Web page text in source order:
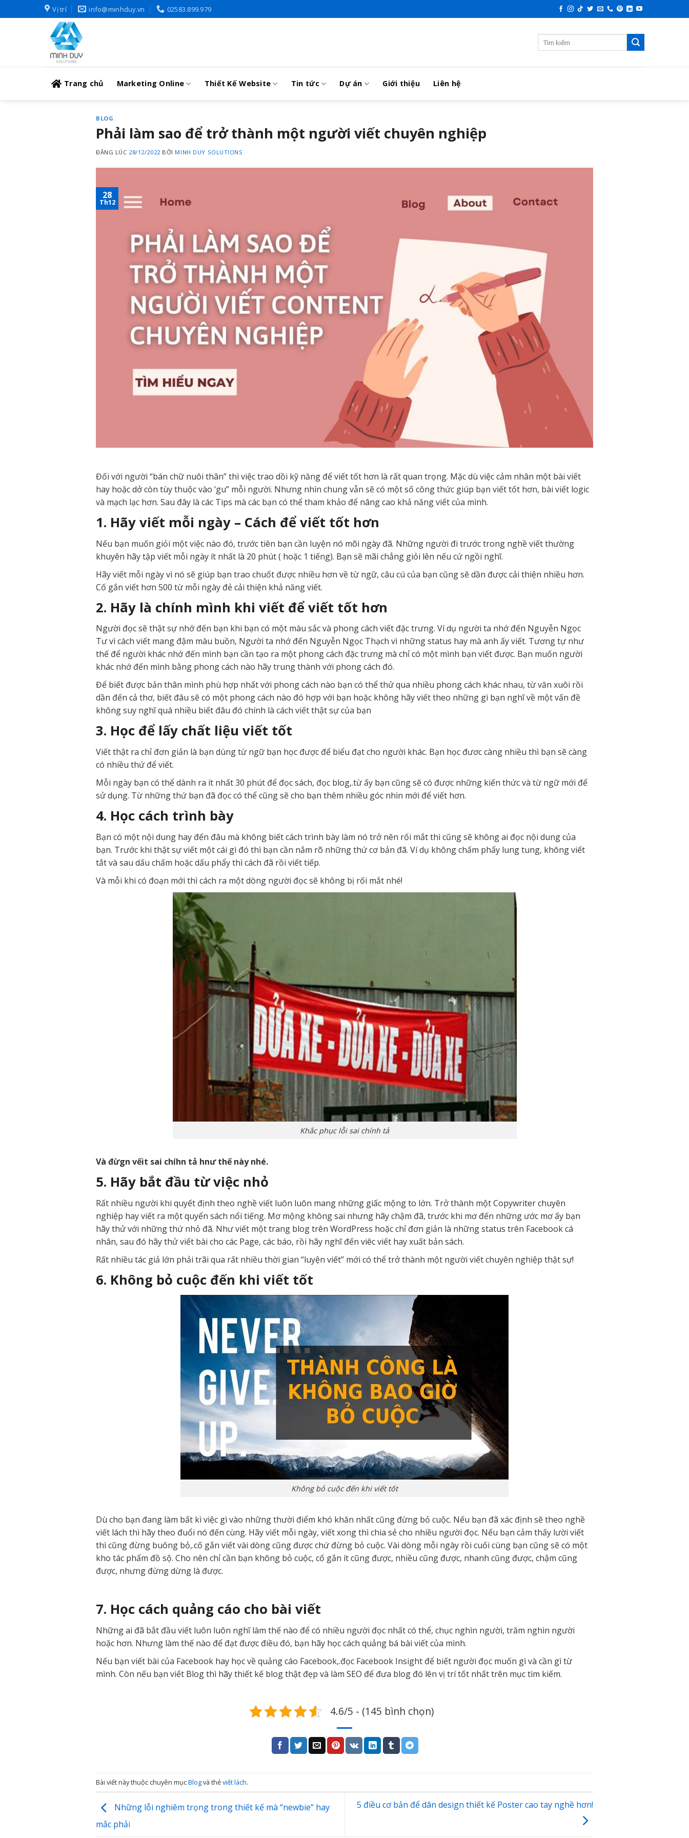
to
Vị trí info@minhduy.vn 02583.899.979
Trang chủ Marketing Online Thiết Kế Website Tin tức Dự án Giới thiệu Liên hệ
BLOG
Phải làm sao để trở thành một người viết chuyên nghiệp
ĐĂNG LÚC 28/12/2022 BỞI MINH DUY SOLUTIONS
28
Th12
Đối với người “bán chữ nuôi thân” thì việc trao dồi kỹ năng để viết tốt hơn là rất quan trọng. Mặc dù việc cảm nhân một bài viết
hay hoặc dở còn tùy thuộc vào ‘gu” mỗi người. Nhưng nhìn chung vẫn sẽ có một số công thức giúp bạn viết tốt hơn, bài viết logic
và mạch lạc hơn. Sau đây là các Tips mà các bạn có thể tham khảo để nâng cao khả năng viết của mình.
1. Hãy viết mỗi ngày – Cách để viết tốt hơn
Nếu bạn muốn giỏi một việc nào đó, trước tiên bạn cần luyện nó mõi ngày đã. Những người đi trước trong nghề viết thường
khuyên hãy tập viết mỗi ngày ít nhất là 20 phút ( hoặc 1 tiếng). Bạn sẽ mãi chẳng giỏi lên nếu cứ ngồi nghĩ.
Hãy viết mỗi ngày vì nó sẽ giúp bạn trao chuốt được nhiều hơn về từ ngữ, câu cú của bạn cũng sẽ dần được cải thiện nhiều hơn.
Cố gắn viết hơn 500 từ mỗi ngày đẻ cải thiện khả năng viết.
2. Hãy là chính mình khi viết để viết tốt hơn
Người đọc sẽ thật sự nhớ đến bạn khi bạn có một màu sắc và phong cách viết đặc trưng. Ví dụ người ta nhớ đến Nguyễn Ngọc
Tư vì cách viết mang đậm màu buồn, Người ta nhớ đến Nguyễn Ngọc Thạch vì những status hay mà anh ấy viết. Tương tự như
thế để người khác nhớ đến mình bạn cần tạo ra một phong cách đặc trưng mà chỉ có một mình bạn viết được. Bạn muốn người
khác nhớ đến mình bằng phong cách nào hãy trung thành với phong cách đó.
Để biết được bản thân mình phù hợp nhất với phong cách nào bạn có thể thử qua nhiều phong cách khác nhau, từ văn xuôi rồi
dần đến cả thơ, biết đâu sẽ có một phong cách nào đó hợp với bạn hoặc không hãy viết theo những gì bạn nghĩ về một vấn đề
không suy nghĩ quá nhiều biết đâu đó chính là cách viết thật sự của bạn
3. Học để lấy chất liệu viết tốt
Viết thật ra chỉ đơn giản là bạn dùng từ ngữ bạn học được để biểu đạt cho người khác. Bạn học đươc càng nhiều thì bạn sẽ càng
có nhiều thứ để viết.
Mỗi ngày bạn có thể dành ra ít nhất 30 phút để đọc sách, đọc blog,.từ ấy bạn cũng sẽ có được những kiến thức và từ ngữ mới để
sử dụng. Từ những thứ bạn đã đọc có thể cũng sẽ cho bạn thêm nhiều góc nhìn mới để viết hơn.
4. Học cách trình bày
Bạn có một nội dung hay đến đâu mà không biết cách trình bày làm nó trở nên rối mắt thì cũng sẽ không ai đọc nội dung của
bạn. Trước khi thật sự viết một cái gì đó thì bạn cần nắm rõ những thứ cơ bản đã. Ví dụ không chấm phẩy lung tung, không viết
tắt và sau dấu chấm hoặc dấu phẩy thì cách đã rồi viết tiếp.
Và mỗi khi có đoạn mới thì cách ra một dòng người đọc sẽ không bị rối mắt nhé!
Khắc phục lỗi sai chính tả
Và đừgn vếit sai chíhn tả hnư thế này nhé.
5. Hãy bắt đầu từ việc nhỏ
Rất nhiều người khi quyết định theo nghề viết luôn luôn mang những giấc mộng to lớn. Trở thành một Copywriter chuyên
nghiệp hay viết ra một quyển sách nổi tiếng. Mơ mộng không sai nhưng hãy chậm đã, trước khi mơ đến những ước mơ ấy bạn
hãy thử với những thứ nhỏ đã. Như viết một trang blog trên WordPress hoặc chỉ đơn giản là những status trên Facebook cá
nhân, sau đó hãy thử viết bài cho các Page, các báo, rồi hãy nghĩ đến viêc viết hay xuất bản sách.
Rất nhiều tác giả lớn phải trãi qua rất nhiều thời gian “luyện viết” mới có thể trở thành một người viết chuyên nghiệp thật sự!
6. Không bỏ cuộc đến khi viết tốt
Không bỏ cuộc đến khi viết tốt
Dù cho bạn đang làm bất kì việc gì vào những thười điểm khó khăn nhất cũng đừng bỏ cuộc. Nếu bạn đã xác định sẽ theo nghề
viết lách thì hãy theo đuổi nó đến cùng. Hãy viết mỗi ngày, viết xong thì chia sẻ cho nhiều người đọc. Nếu bạn cảm thấy lười viết
thì cũng đừng buông bỏ,.cố gắn viết vài dòng cũng được chứ đừng bỏ cuộc. Vài dòng mỗi ngày rồi cuối cùng bạn cũng sẽ có một
kho tác phẩm đồ sộ. Cho nên chỉ cần bạn không bỏ cuộc, cố gắn ít cũng được, nhiều cũng được, nhanh cũng được, chậm cũng
được, nhưng đừng dừng là được.
7. Học cách quảng cáo cho bài viết
Những ai đã bắt đầu viết luôn luôn nghĩ làm thế nào để có nhiều người đọc nhất có thể, chục nghìn người, trăm nghìn người
hoặc hơn. Nhưng làm thế nào để đạt được điều đó, bạn hãy học cách quảng bá bài viết của mình.
Nếu bạn viết bài của Facebook hay học về quảng cáo Facebook,.đọc Facebook Insight để biết người đọc muốn gì và cần gì từ
mình. Còn nếu bạn viết Blog thì hãy thiết kế blog thật đẹp và làm SEO để đưa blog đó lên vị trí tốt nhất trên mục tìm kiếm.
4.6/5 - (145 bình chọn)
Bài viết này thuộc chuyên mụcBlogvà thẻviết lách.
Những lỗi nghiêm trọng trong thiết kế mà “newbie” hay
mắc phải
5 điều cơ bản để dân design thiết kế Poster cao tay nghề hơn!